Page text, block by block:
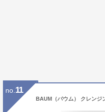
no. 11